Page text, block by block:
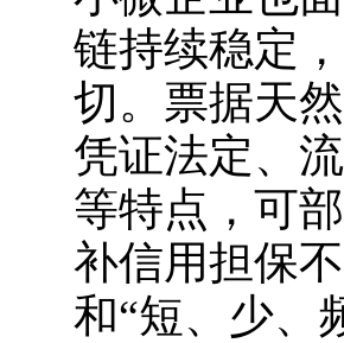
链持续稳定
切。票据天
凭证法定、
等特点，可
补信用担保
和“短、少、